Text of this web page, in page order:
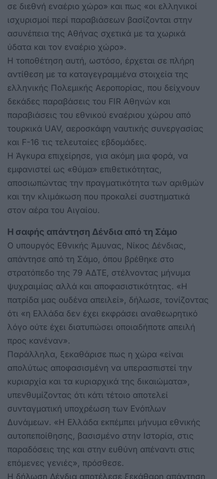
σε διεθνή εναέριο χώρο» και πως «οι ελληνικοί
ισχυρισμοί περί παραβιάσεων βασίζονται στην
ασυνέπεια της Αθήνας σχετικά με τα χωρικά
ύδατα και τον εναέριο χώρο».
Η τοποθέτηση αυτή, ωστόσο, έρχεται σε πλήρη
αντίθεση με τα καταγεγραμμένα στοιχεία της
ελληνικής Πολεμικής Αεροπορίας, που δείχνουν
δεκάδες παραβάσεις του FIR Αθηνών και
παραβιάσεις του εθνικού εναέριου χώρου από
τουρκικά UAV, αεροσκάφη ναυτικής συνεργασίας
και F-16 τις τελευταίες εβδομάδες.
Η Άγκυρα επιχείρησε, για ακόμη μια φορά, να
εμφανιστεί ως «θύμα» επιθετικότητας,
αποσιωπώντας την πραγματικότητα των αριθμών
και την κλιμάκωση που προκαλεί συστηματικά
στον αέρα του Αιγαίου.
Η σαφής απάντηση Δένδια από τη Σάμο
Ο υπουργός Εθνικής Άμυνας, Νίκος Δένδιας,
απάντησε από τη Σάμο, όπου βρέθηκε στο
στρατόπεδο της 79 ΑΔΤΕ, στέλνοντας μήνυμα
ψυχραιμίας αλλά και αποφασιστικότητας. «Η
πατρίδα μας ουδένα απειλεί», δήλωσε, τονίζοντας
ότι «η Ελλάδα δεν έχει εκφράσει αναθεωρητικό
λόγο ούτε έχει διατυπώσει οποιαδήποτε απειλή
προς κανέναν».
Παράλληλα, ξεκαθάρισε πως η χώρα «είναι
απολύτως αποφασισμένη να υπερασπιστεί την
κυριαρχία και τα κυριαρχικά της δικαιώματα»,
υπενθυμίζοντας ότι κάτι τέτοιο αποτελεί
συνταγματική υποχρέωση των Ενόπλων
Δυνάμεων. «Η Ελλάδα εκπέμπει μήνυμα εθνικής
αυτοπεποίθησης, βασισμένο στην Ιστορία, στις
παραδόσεις της και στην ευθύνη απέναντι στις
επόμενες γενιές», πρόσθεσε.
Η δήλωση Δένδια αποτέλεσε ξεκάθαρη απάντηση